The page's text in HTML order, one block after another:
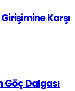
Karşı
Göç Dalgası